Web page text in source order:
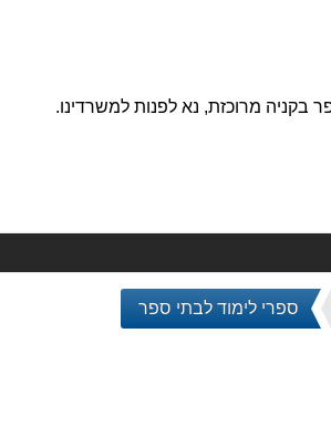
בקניה מרוכזת, נא לפנות למשרדינו.
ספרי לימוד לבתי ספר